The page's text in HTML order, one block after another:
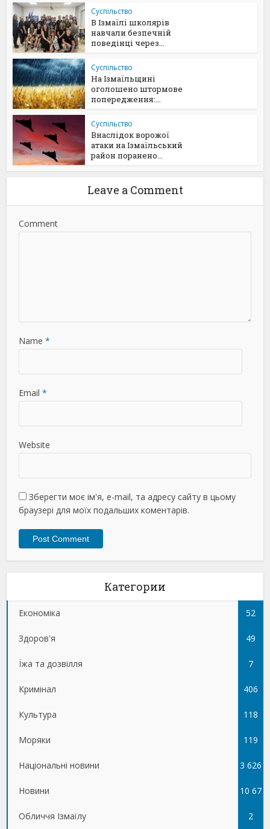
Суспільство
В Ізмаїлі школярів
навчали безпечній
поведінці через...
Суспільство
На Ізмаїльщині
оголошено штормове
попередження:...
Суспільство
Внаслідок ворожої
атаки на Ізмаїльський
район поранено...
Leave a Comment
Comment
Name *
Email *
Website
Зберегти моє ім'я, e-mail, та адресу сайту в цьому
браузері для моїх подальших коментарів.
Категории
Економіка 52
Здоров'я 49
Їжа та дозвілля 7
Кримінал 406
Культура 118
Моряки 119
Національні новини 3 626
Новини 10 67
5
Обличчя Ізмаїлу 2